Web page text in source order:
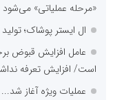
«مرحله عملیاتی» می‌شود
ال ایستر پوشاک؛ تولید
عامل افزایش قبوض
است/ افزایش تعرفه
عملیات ویژه آغاز شد...